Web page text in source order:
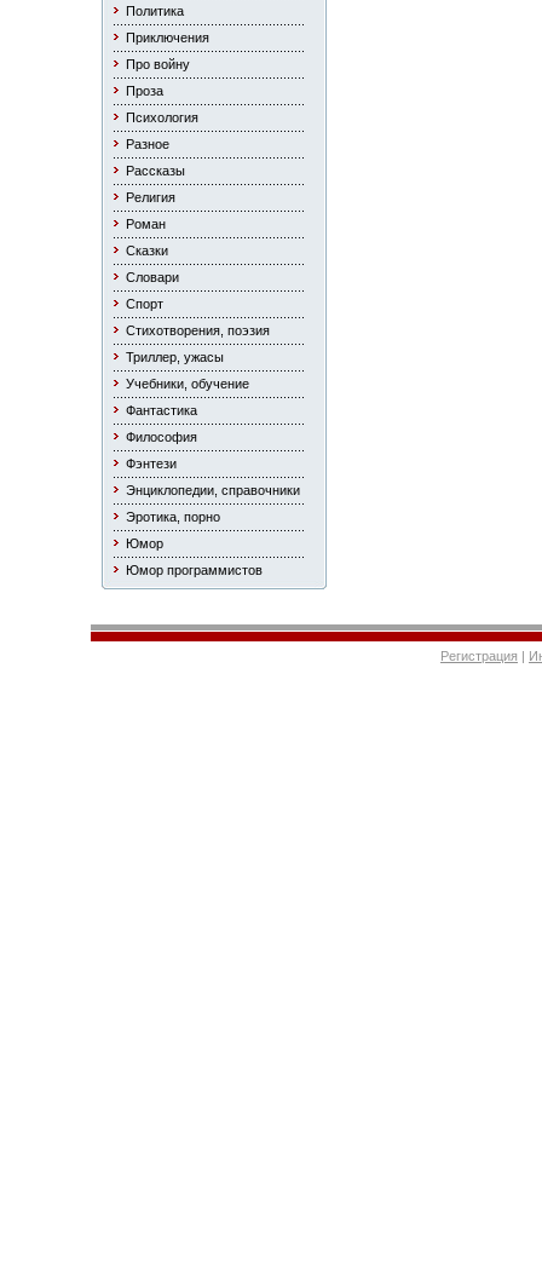
Политика
Приключения
Про войну
Проза
Психология
Разное
Рассказы
Религия
Роман
Сказки
Словари
Спорт
Стихотворения, поэзия
Триллер, ужасы
Учебники, обучение
Фантастика
Философия
Фэнтези
Энциклопедии, справочники
Эротика, порно
Юмор
Юмор программистов
Регистрация |